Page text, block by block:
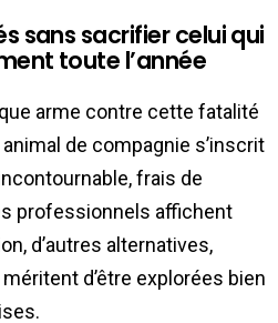
sans sacrifier celui qui
toute l’année
arme contre cette fatalité
de compagnie s’inscrit
frais de
professionnels affichent
d’autres alternatives,
d’être explorées bien